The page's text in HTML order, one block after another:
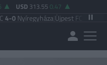
USD 313.55 0.47
|Újpest FC4-2Debreceni VSC